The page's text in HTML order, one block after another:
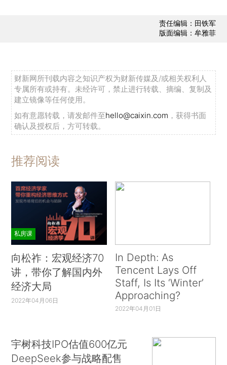
责任编辑：田铁军
版面编辑：牟雅菲
财新网所刊载内容之知识产权为财新传媒及/或相关权利人
专属所有或持有。未经许可，禁止进行转载、摘编、复制及
建立镜像等任何使用。
如有意愿转载，请发邮件至hello@caixin.com ，获得书面
确认及授权后，方可转载。
推荐阅读
私房课
向松祚：宏观经济70
讲，带你了解国内外
经济大局
2022年04月06日
In Depth: As
Tencent Lays Off
Staff, Is Its ‘Winter’
Approaching?
2022年04月01日
宇树科技IPO估值600亿元
DeepSeek参与战略配售